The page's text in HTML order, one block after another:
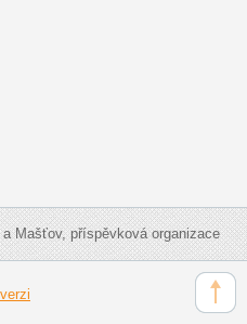
Mašťov, příspěvková organizace